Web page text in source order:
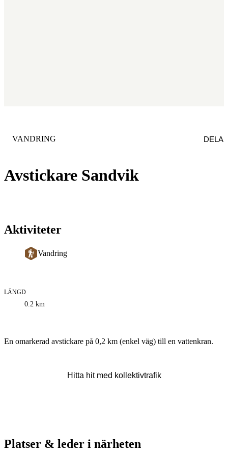
Avstickare Sandvik
KATEGORI:
VANDRING DELA
Aktiviteter
Vandring
Information
LÄNGD
0.2 km
En omarkerad avstickare på 0,2 km (enkel väg) till en vattenkran.
Hitta hit med kollektivtrafik
Platser & leder i närheten